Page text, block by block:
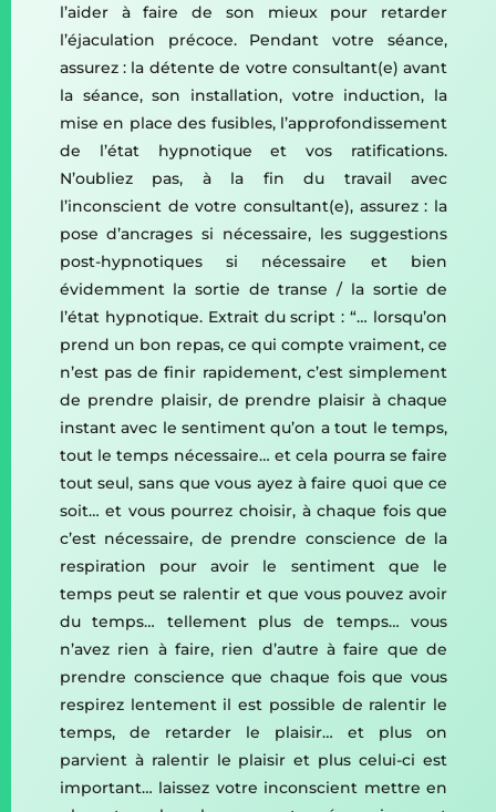
l’aider à faire de son mieux pour retarder
l’éjaculation précoce. Pendant votre séance,
assurez : la détente de votre consultant(e) avant
la séance, son installation, votre induction, la
mise en place des fusibles, l’approfondissement
de l’état hypnotique et vos ratifications.
N’oubliez pas, à la fin du travail avec
l’inconscient de votre consultant(e), assurez : la
pose d’ancrages si nécessaire, les suggestions
post-hypnotiques si nécessaire et bien
évidemment la sortie de transe / la sortie de
l’état hypnotique. Extrait du script : “… lorsqu’on
prend un bon repas, ce qui compte vraiment, ce
n’est pas de finir rapidement, c’est simplement
de prendre plaisir, de prendre plaisir à chaque
instant avec le sentiment qu’on a tout le temps,
tout le temps nécessaire… et cela pourra se faire
tout seul, sans que vous ayez à faire quoi que ce
soit… et vous pourrez choisir, à chaque fois que
c’est nécessaire, de prendre conscience de la
respiration pour avoir le sentiment que le
temps peut se ralentir et que vous pouvez avoir
du temps… tellement plus de temps… vous
n’avez rien à faire, rien d’autre à faire que de
prendre conscience que chaque fois que vous
respirez lentement il est possible de ralentir le
temps, de retarder le plaisir… et plus on
parvient à ralentir le plaisir et plus celui-ci est
important… laissez votre inconscient mettre en